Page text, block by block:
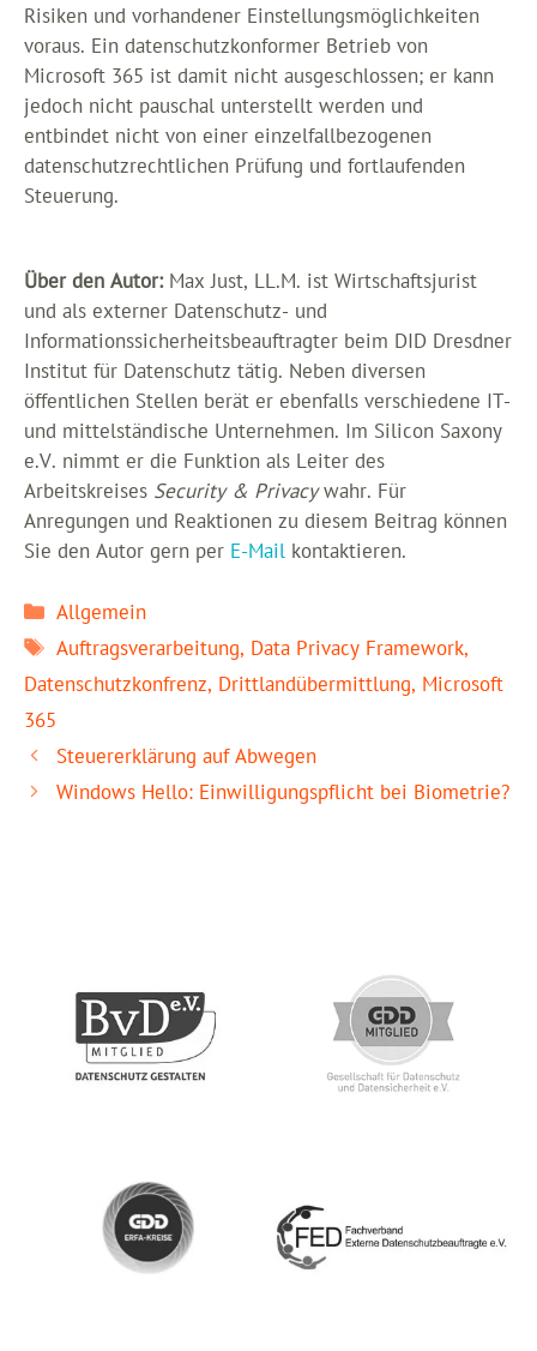
Risiken und vorhandener Einstellungsmöglichkeiten
voraus. Ein datenschutzkonformer Betrieb von
Microsoft 365 ist damit nicht ausgeschlossen; er kann
jedoch nicht pauschal unterstellt werden und
entbindet nicht von einer einzelfallbezogenen
datenschutzrechtlichen Prüfung und fortlaufenden
Steuerung.
Über den Autor:Max Just, LL.M. ist Wirtschaftsjurist
und als externer Datenschutz- und
Informationssicherheitsbeauftragter beim DID Dresdner
Institut für Datenschutz tätig. Neben diversen
öffentlichen Stellen berät er ebenfalls verschiedene IT-
und mittelständische Unternehmen. Im Silicon Saxony
e.V. nimmt er die Funktion als Leiter des
Arbeitskreises Security & Privacywahr. Für
Anregungen und Reaktionen zu diesem Beitrag können
Sie den Autor gern per E-Mail kontaktieren.
Kategorien
Allgemein
Schlagwörter
Auftragsverarbeitung, Data Privacy Framework,
Datenschutzkonfrenz, Drittlandübermittlung, Microsoft
365
Steuererklärung auf Abwegen
Windows Hello: Einwilligungspflicht bei Biometrie?